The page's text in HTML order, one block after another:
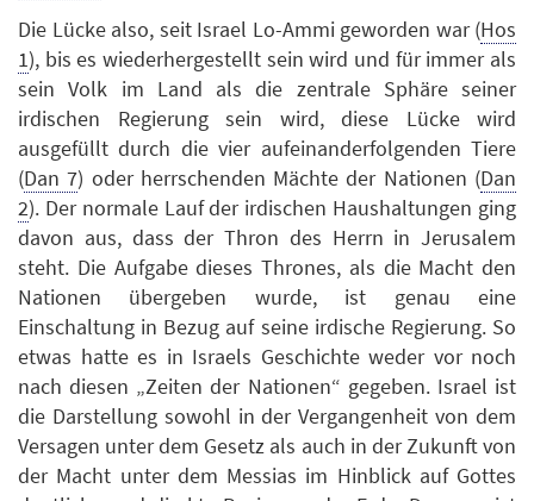
Die Lücke also, seit Israel Lo-Ammi geworden war (Hos
1), bis es wiederhergestellt sein wird und für immer als
sein Volk im Land als die zentrale Sphäre seiner
irdischen Regierung sein wird, diese Lücke wird
ausgefüllt durch die vier aufeinanderfolgenden Tiere
(Dan 7) oder herrschenden Mächte der Nationen (Dan
2). Der normale Lauf der irdischen Haushaltungen ging
davon aus, dass der Thron des Herrn in Jerusalem
steht. Die Aufgabe dieses Thrones, als die Macht den
Nationen übergeben wurde, ist genau eine
Einschaltung in Bezug auf seine irdische Regierung. So
etwas hatte es in Israels Geschichte weder vor noch
nach diesen „Zeiten der Nationen“ gegeben. Israel ist
die Darstellung sowohl in der Vergangenheit von dem
Versagen unter dem Gesetz als auch in der Zukunft von
der Macht unter dem Messias im Hinblick auf Gottes